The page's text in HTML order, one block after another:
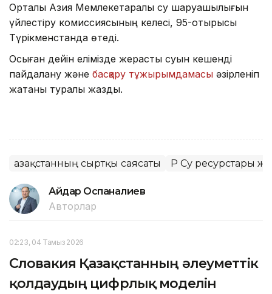
Орталық Азия Мемлекетаралық су шаруашылығын
үйлестіру комиссиясының келесі, 95-отырысы
Түрікменстанда өтеді.
Осыған дейін елімізде жерасты суын кешенді
пайдалану және басқару тұжырымдамасы әзірленіп
жатқаны туралы жаздық.
Қазақстанның сыртқы саясаты ҚР Су ресурстары
Айдар Оспаналиев
Авторлар
02:23, 04 Тамыз 2026
Словакия Қазақстанның әлеуметтік
қолдаудың цифрлық моделін